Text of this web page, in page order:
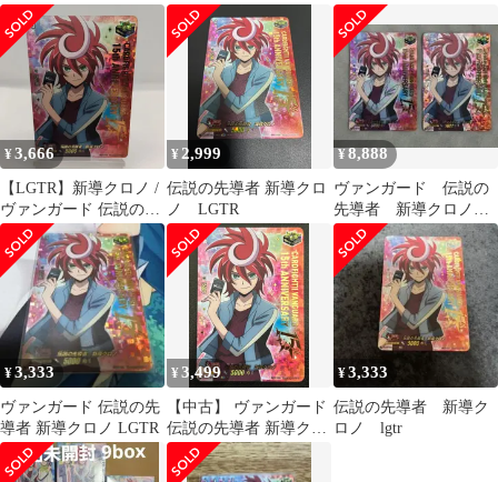
ノ LGTR
lgtr 1枚 クリティカル
トリガー
¥3,666
【LGTR】新導クロノ /
ヴァンガード 伝説の先
導者達 / VG-DZ-SS16
Shindo Kurono
¥ 2,999
伝説の先導者 新導クロ
ノ LGTR
¥8,888
ヴァンガード 伝説の
先導者 新導クロノ
lgtr 2枚 クリティカル
トリガー
¥3,333
ヴァンガード 伝説の先
導者 新導クロノ LGTR
¥3,499
【中古】 ヴァンガード
伝説の先導者 新導クロ
ノ LGTR DZ-
SS16/LGTR03 伝説の先
¥3,333
伝説の先導者 新導ク
ロノ lgtr